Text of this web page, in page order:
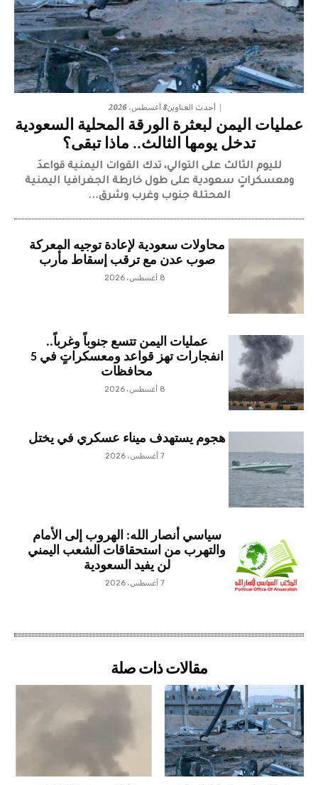
أحدث العناوين8 أغسطس، 2026
عمليات اليمن لبعثرة الورقة المحلية السعودية
تدخل يومها الثالث.. ماذا تبقى؟
لليوم الثالث على التوالي، تدك القوات اليمنية قواعدَ
ومعسكراتٍ سعودية على طول خارطة الجغرافيا اليمنية
المحتلة جنوب وغرب وشرق...
محاولات سعودية لإعادة توجيه المعركة
صوب عدن مع ترقب إسقاط مأرب
8 أغسطس، 2026
عمليات اليمن تتسع جنوباً وغرباً..
انفجارات تهز قواعد ومعسكراتٍ في 5
محافظات
8 أغسطس، 2026
هجوم يستهدف ميناء عسكري في يختل
7 أغسطس، 2026
سياسي أنصار الله: الهروب إلى الأمام
والتهرب من استحقاقات الشعب اليمني
لن يفيد السعودية
7 أغسطس، 2026
مقالات ذات صلة